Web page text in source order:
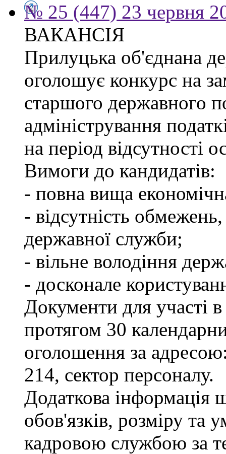
№ 25 (447) 23 червня
ВАКАНСІЯ
Прилуцька об'єднана
оголошує конкурс на
старшого державного
адміністрування
на період відсутності
Вимоги до кандидатів:
- повна вища
- відсутність
державної служби;
- вільне володіння
- досконале
Документи для участі
протягом 30
оголошення за
214, сектор персоналу.
Додаткова інформація
обов'язків, розміру та
кадровою службою за